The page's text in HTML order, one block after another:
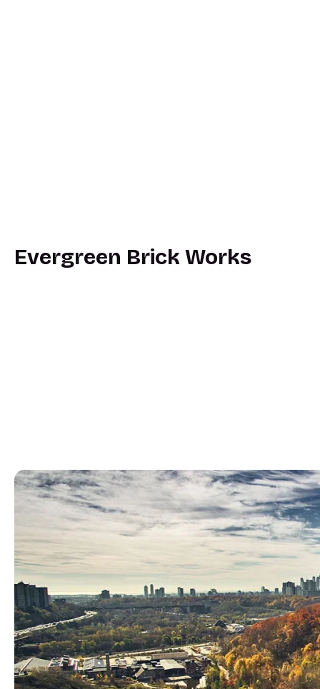
Evergreen Brick Works